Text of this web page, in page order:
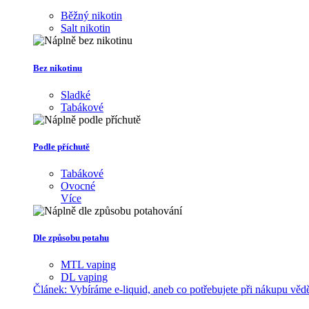
Běžný nikotin
Salt nikotin
Bez nikotinu
Sladké
Tabákové
Podle příchutě
Tabákové
Ovocné
Více
Dle způsobu potahu
MTL vaping
DL vaping
Článek: Vybíráme e-liquid, aneb co potřebujete při nákupu